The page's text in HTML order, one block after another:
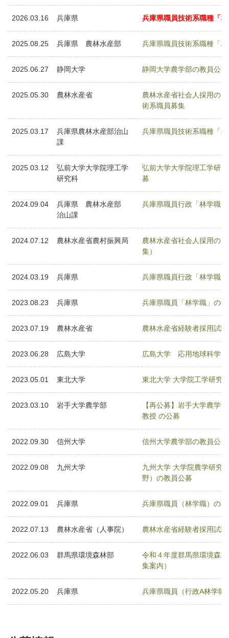
2026.03.16 兵庫県 兵庫県職員技術系職種「
2025.08.25 兵庫県 農林水産部 兵庫県職員技術系職種「
2025.06.27 静岡大学 静岡大学農学部の教員公募
2025.05.30 農林水産省
農林水産省社会人採用の
術系職員募集
2025.03.17
兵庫県農林水産部治山
課
兵庫県職員技術系職種「
2025.03.12
弘前大学大学院理工学
研究科
弘前大学大学院理工学研
募
2024.09.04
兵庫県 農林水産部
治山課
兵庫県職員行政「林学職
2024.07.12 農林水産省農村振興局
農林水産省社会人採用の
集）
2024.03.19 兵庫県 兵庫県職員行政「林学職
2023.08.23 兵庫県 兵庫県職員「林学職」の
2023.07.19 農林水産省 農林水産省経験者採用試
2023.06.28 広島大学 広島大学 応用地球科学（
2023.05.01 東北大学 東北大学 大学院工学研究
2023.03.10 岩手大学農学部
【再公募】岩手大学農学
教授 の公募
2022.09.30 信州大学 信州大学農学部の教員公募
2022.09.08 九州大学
九州大学 大学院農学研究
野）の教員公募
2022.09.01 兵庫県 兵庫県職員（林学職）の
2022.07.13 農林水産省（人事院） 農林水産省経験者採用試
2022.06.03 群馬県環境森林部
令和４年度群馬県環境森
集案内）
2022.05.20 兵庫県 兵庫県職員（行政A林学職